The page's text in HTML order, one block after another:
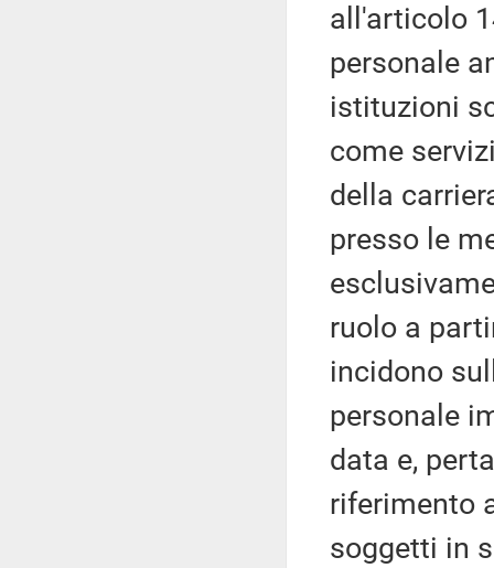
all'articolo
personale
istituzioni
come
della
presso le
ruolo a
incidono
personale
data e,
riferimento
soggetti in